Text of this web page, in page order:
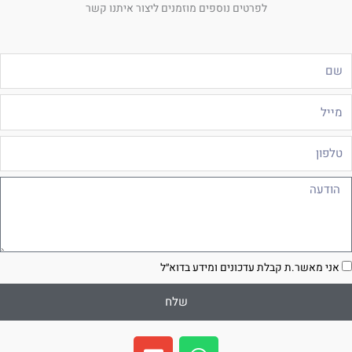
לפרטים נוספים מוזמנים ליצור איתנו קשר
אני מאשר.ת קבלת עדכונים ומידע בדוא״ל
שלח
W
E